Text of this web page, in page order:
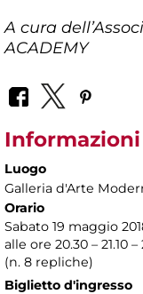
A cura
ACADEMY
Informazioni
Luogo
Galleria d'Arte
Orario
Sabato 19 maggio
alle ore 20.30 – 21.10 –
(n. 8 repliche)
Biglietto d'ingresso